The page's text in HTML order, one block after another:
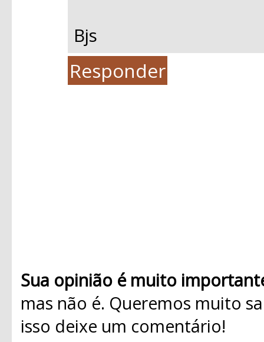
Bjs
Responder
Sua opinião é muito
mas não é. Queremos muito
isso deixe um comentário!